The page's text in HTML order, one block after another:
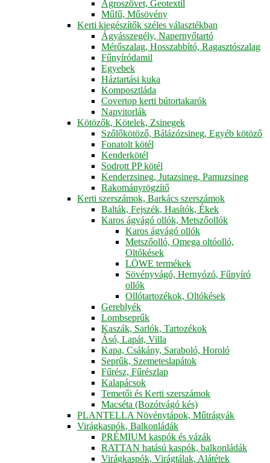
Agroszövet, Geotextil
Műfű, Műsövény
Kerti kiegészítők széles választékban
Ágyásszegély, Napernyőtartó
Mérőszalag, Hosszabbító, Ragasztószalag
Fűnyíródamil
Egyebek
Háztartási kuka
Komposztláda
Covertop kerti bútortakarók
Napvitorlák
Kötözők, Kötelek, Zsinegek
Szőlőkötöző, Bálázózsineg, Egyéb kötöző
Fonatolt kötél
Kenderkötél
Sodrott PP kötél
Kenderzsineg, Jutazsineg, Pamuzsineg
Rakományrögzítő
Kerti szerszámok, Barkács szerszámok
Balták, Fejszék, Hasítók, Ékek
Karos ágvágó ollók, Metszőollók
Karos ágvágó ollók
Metszőolló, Omega oltóolló,
Oltókések
LÖWE termékek
Sövényvágó, Hernyózó, Fűnyíró
ollók
Ollótartozékok, Oltókések
Gereblyék
Lombseprűk
Kaszák, Sarlók, Tartozékok
Ásó, Lapát, Villa
Kapa, Csákány, Saraboló, Horoló
Seprűk, Szemeteslapátok
Fűrész, Fűrészlap
Kalapácsok
Temetői és Kerti szerszámok
Macséta (Bozótvágó kés)
PLANTELLA Növénytápok, Műtrágyák
Virágkaspók, Balkonládák
PRÉMIUM kaspók és vázák
RATTAN hatású kaspók, balkonládák
Virágkaspók, Virágtálak, Alátétek